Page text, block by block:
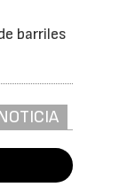
barriles